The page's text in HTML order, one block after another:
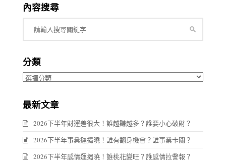
內容搜尋
分類
分
最新文章
2026下半年財運差很大！誰越賺越多？誰要小心破財？
2026下半年事業運揭曉！誰有翻身機會？誰事業卡關？
2026下半年感情運揭曉！誰桃花變旺？誰感情拉警報？